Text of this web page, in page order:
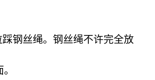
钢丝绳。钢丝绳不许完全放
面。